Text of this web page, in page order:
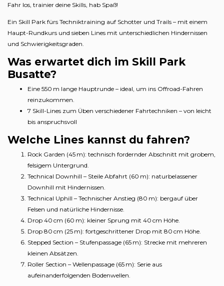
Fahr los, trainier deine Skills, hab Spaß!
Ein Skill Park fürs Techniktraining auf Schotter und Trails – mit einem
Haupt-Rundkurs und sieben Lines mit unterschiedlichen Hindernissen
und Schwierigkeitsgraden.
Was erwartet dich im Skill Park
Busatte?
Eine 550 m lange Hauptrunde – ideal, um ins Offroad-Fahren
reinzukommen.
7 Skill-Lines zum Üben verschiedener Fahrtechniken – von leicht
bis anspruchsvoll
Welche Lines kannst du fahren?
Rock Garden (45 m): technisch fordernder Abschnitt mit grobem,
felsigem Untergrund.
Technical Downhill – Steile Abfahrt (60 m): naturbelassener
Downhill mit Hindernissen.
Technical Uphill – Technischer Anstieg (80 m): bergauf über
Felsen und natürliche Hindernisse.
Drop 40 cm (60 m): kleiner Sprung mit 40 cm Höhe.
Drop 80 cm (25 m): fortgeschrittener Drop mit 80 cm Höhe.
Stepped Section – Stufenpassage (65 m): Strecke mit mehreren
kleinen Absätzen.
Roller Section – Wellenpassage (65 m): Serie aus
aufeinanderfolgenden Bodenwellen.